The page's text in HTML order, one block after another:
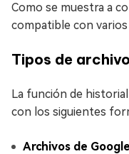
Como se muestra a
compatible con
Tipos de
La función de
con los siguientes
Archivos de